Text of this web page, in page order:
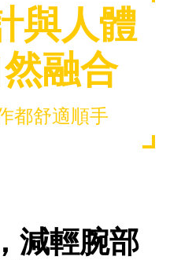
與人體
融合
都舒適順手
減輕腕部